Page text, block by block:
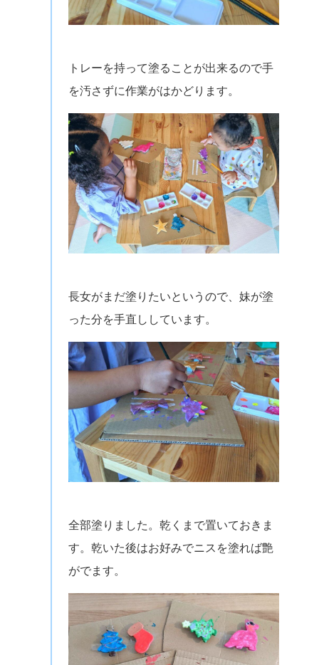
トレーを持って塗ることが出来るので手
を汚さずに作業がはかどります。
長女がまだ塗りたいというので、妹が塗
った分を手直ししています。
全部塗りました。乾くまで置いておきま
す。乾いた後はお好みでニスを塗れば艶
がでます。